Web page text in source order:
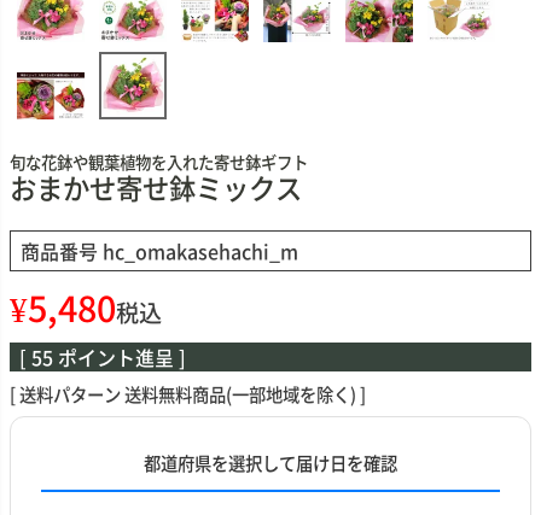
旬な花鉢や観葉植物を入れた寄せ鉢ギフト
おまかせ寄せ鉢ミックス
商品番号 hc_omakasehachi_m
¥5,480税込
[ 55 ポイント進呈 ]
送料パターン送料無料商品(一部地域を除く)
都道府県を選択して届け日を確認